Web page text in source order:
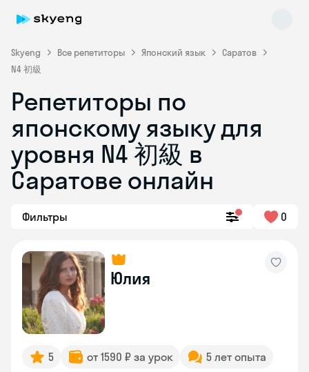
Skyeng Все репетиторы Японский язык
Саратов
N4 初級
Репетиторы по
японскому языку для
уровня N4 初級 в
Саратове онлайн
Фильтры 0
Юлия
5 от 1590 ₽ за урок 5 лет опыта
Skyeng Chat